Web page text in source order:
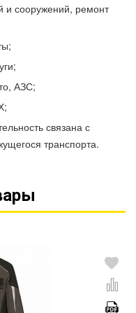
и сооружений, ремонт
АЗС;
связана с
транспорта.